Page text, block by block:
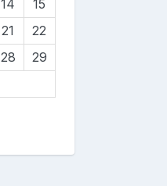
14
15
21
22
28
29